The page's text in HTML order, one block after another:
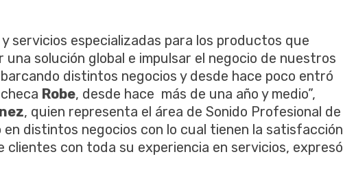
servicios especializadas para los productos que
solución global e impulsar el negocio de nuestros
distintos negocios y desde hace poco entró
Robe, desde hace más de una año y medio”,
, quien representa el área de Sonido Profesional de
en distintos negocios con lo cual tienen la satisfacción
con toda su experiencia en servicios, expresó